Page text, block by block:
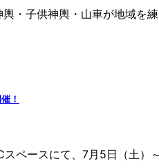
・子供神輿・山車が地域を
！
ペースにて、7月5日（土